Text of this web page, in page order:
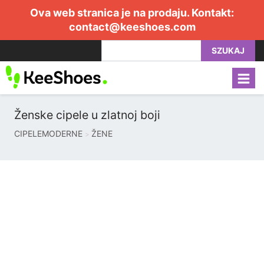
Ova web stranica je na prodaju. Kontakt:
contact@keeshoes.com
SZUKAJ
Ženske cipele u zlatnoj boji
CIPELEMODERNE ŽENE